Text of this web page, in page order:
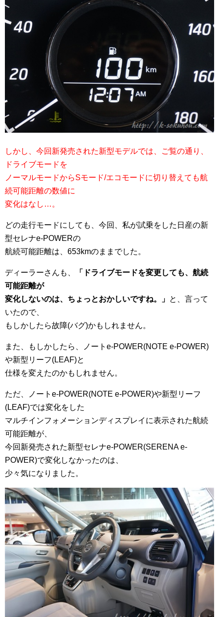
しかし、今回新発売された新型モデルでは、ご覧の通り、
ドライブモードを
ノーマルモードからSモード/エコモードに切り替えても航
続可能距離の数値に
変化はなし…。
どの走行モードにしても、今回、私が試乗をした日産の新
型セレナe-POWERの
航続可能距離は、653kmのままでした。
ディーラーさんも、
「ドライブモードを変更しても、航続
可能距離が
変化しないのは、ちょっとおかしいですね。」 と、言って
いたので、
もしかしたら故障(バグ)かもしれません。
また、もしかしたら、ノートe-POWER(NOTE e-POWER)
や新型リーフ(LEAF)と
仕様を変えたのかもしれません。
ただ、ノートe-POWER(NOTE e-POWER)や新型リーフ
(LEAF)では変化をした
マルチインフォメーションディスプレイに表示された航続
可能距離が、
今回新発売された新型セレナe-POWER(SERENA e-
POWER)で変化しなかったのは、
少々気になりました。